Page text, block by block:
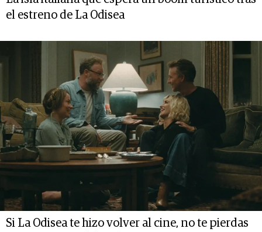
el estreno de La Odisea
Si La Odisea te hizo volver al cine, no te pierdas